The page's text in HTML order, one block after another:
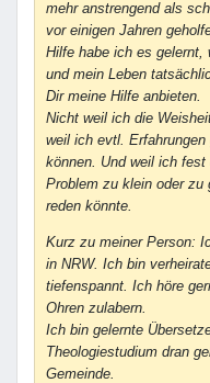
mehr anstrengend als
vor einigen Jahren
Hilfe habe ich es gelernt,
und mein Leben
Dir meine Hilfe anbieten.
Nicht weil ich die
weil ich evtl.
können. Und weil ich
Problem zu klein oder
reden könnte.
Kurz zu meiner Person:
in NRW. Ich bin
tiefenspannt. Ich höre
Ohren zulabern.
Ich bin gelernte
Theologiestudium dran
Gemeinde.